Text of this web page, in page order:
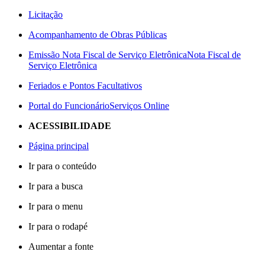
Licitação
Acompanhamento de Obras Públicas
Emissão Nota Fiscal de Serviço EletrônicaNota Fiscal de
Serviço Eletrônica
Feriados e Pontos Facultativos
Portal do FuncionárioServiços Online
ACESSIBILIDADE
Página principal
Ir para o conteúdo
Ir para a busca
Ir para o menu
Ir para o rodapé
Aumentar a fonte